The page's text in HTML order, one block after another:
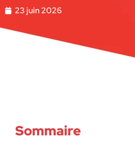
23 juin 2026
Sommaire